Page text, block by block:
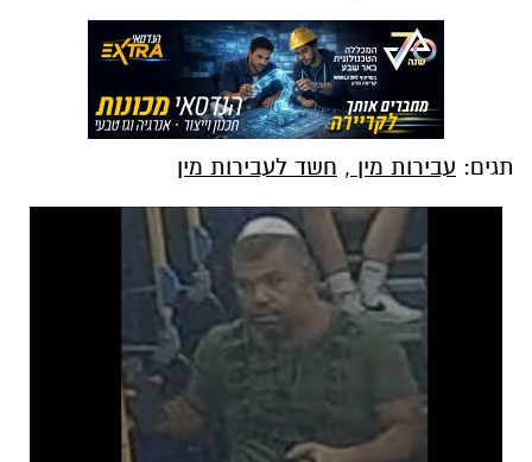
תגים: עבירות מין , חשד לעבירות מין